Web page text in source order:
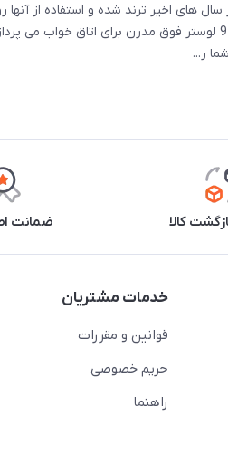
های اخیر ترند شده و استفاده از
است. در این مقاله به معرفی 1+9 لوستر فوق مدرن برای اتاق
ر...
کالا ضمانت
خدمات مشتریان
قوانین و مقررات
حریم خصوصی
راهنما